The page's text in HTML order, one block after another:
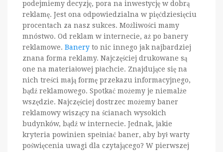
podejmiemy decyzję, pora na inwestycję w dobrą
reklamę. Jest ona odpowiedzialna w pięćdziesięciu
procentach za nasz sukces. Możliwości mamy
mnóstwo. Od reklam w internecie, aż po banery
reklamowe. Banery to nic innego jak najbardziej
znana forma reklamy. Najczęściej drukowane są
one na materiałowej płachcie. Znajdujące się na
nich treści mają formę przekazu informacyjnego,
bądź reklamowego. Spotkać możemy je niemalże
wszędzie. Najczęściej dostrzec możemy baner
reklamowy wiszący na ścianach wysokich
budynków, bądź w internecie. Jednak, jakie
kryteria powinien spełniać baner, aby był warty
poświęcenia uwagi dla czytającego? W pierwszej